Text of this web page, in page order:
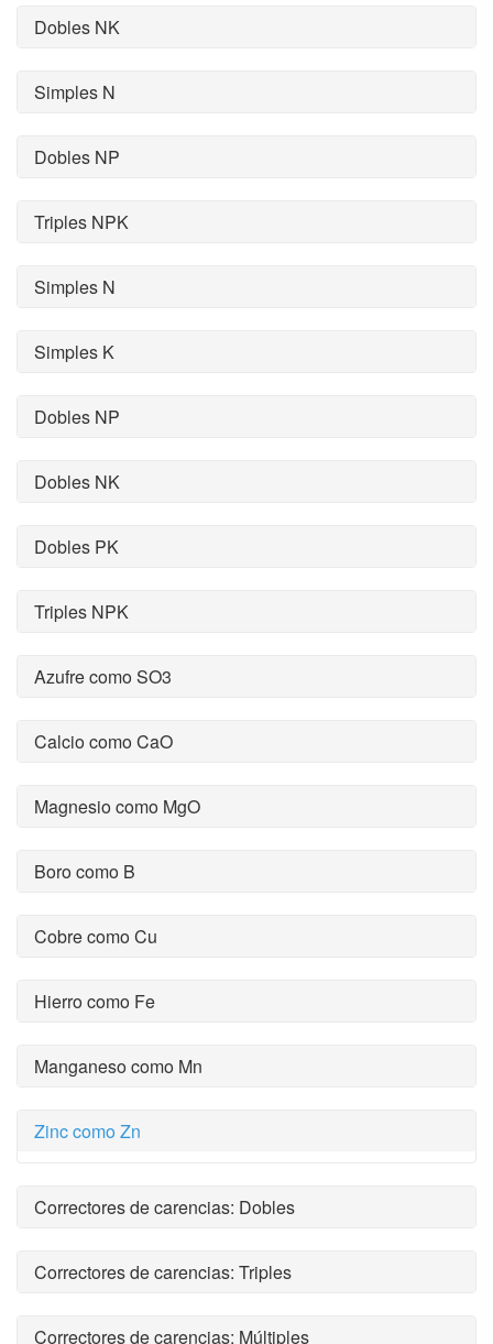
Dobles NK
Simples N
Dobles NP
Triples NPK
Simples N
Simples K
Dobles NP
Dobles NK
Dobles PK
Triples NPK
Azufre como SO3
Calcio como CaO
Magnesio como MgO
Boro como B
Cobre como Cu
Hierro como Fe
Manganeso como Mn
Zinc como Zn
Correctores de carencias: Dobles
Correctores de carencias: Triples
Correctores de carencias: Múltiples